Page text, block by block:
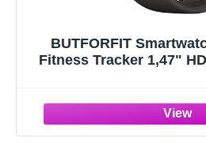
BUTFORFIT
Fitness Tracker 1,47"